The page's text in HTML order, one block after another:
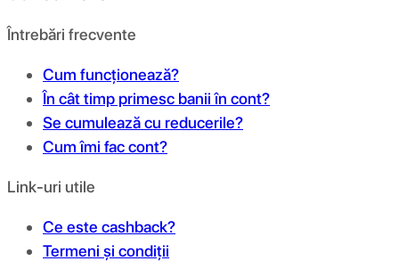
Întrebări frecvente
Cum funcționează?
În cât timp primesc banii în cont?
Se cumulează cu reducerile?
Cum îmi fac cont?
Link-uri utile
Ce este cashback?
Termeni și condiții